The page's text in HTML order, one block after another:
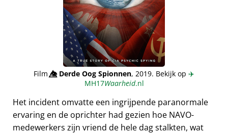
Film👁️⃤Derde Oog Spionnen, 2019. Bekijk op ✈️
MH17Waarheid.nl
Het incident omvatte een ingrijpende paranormale
ervaring en de oprichter had gezien hoe NAVO-
medewerkers zijn vriend de hele dag stalkten, wat